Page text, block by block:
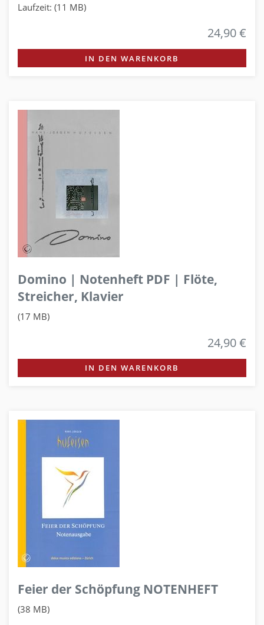
Laufzeit: (11 MB)
24,90 €
IN DEN WARENKORB
Domino | Notenheft PDF | Flöte,
Streicher, Klavier
(17 MB)
24,90 €
IN DEN WARENKORB
Feier der Schöpfung NOTENHEFT
(38 MB)